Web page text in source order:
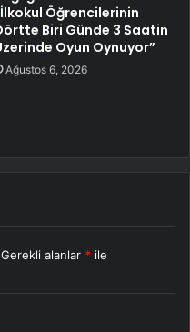
Öğrencilerinin
Biri Günde 3 Saatin
Oyun Oynuyor”
Ağustos 6, 2026
Gerekli alanlar * ile